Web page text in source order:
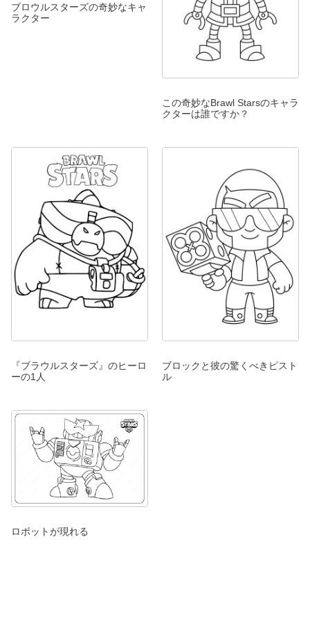
ブロウルスターズの奇妙なキャ
ラクター
この奇妙なBrawl Starsのキャラ
クターは誰ですか？
『ブラウルスターズ』のヒーロ
ーの1人
ブロックと彼の驚くべきピスト
ル
ロボットが現れる